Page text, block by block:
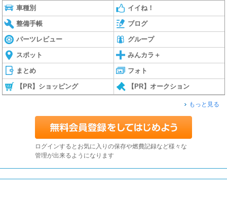
車種別 イイね！
整備手帳 ブログ
パーツレビュー グループ
スポット みんカラ＋
まとめ フォト
【PR】ショッピング 【PR】オークション
もっと見る
ログインするとお気に入りの保存や燃費記録など様々な
管理が出来るようになります